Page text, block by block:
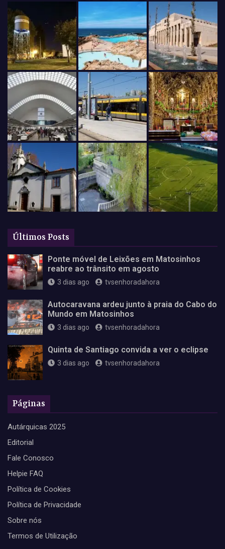
Últimos Posts
Ponte móvel de Leixões em Matosinhos
reabre ao trânsito em agosto
3 dias ago tvsenhoradahora
Autocaravana ardeu junto à praia do Cabo do
Mundo em Matosinhos
3 dias ago tvsenhoradahora
Quinta de Santiago convida a ver o eclipse
3 dias ago tvsenhoradahora
Páginas
Autárquicas 2025
Editorial
Fale Conosco
Helpie FAQ
Política de Cookies
Política de Privacidade
Sobre nós
Termos de Utilização